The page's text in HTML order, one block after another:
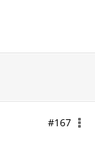
#167